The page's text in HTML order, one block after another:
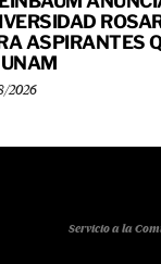
ASPIRANTES
2026
Servicio a la